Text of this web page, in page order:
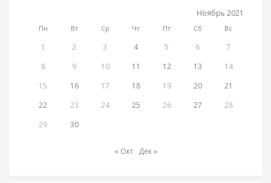
Ноябрь 2021
Пн Вт Ср Чт Пт Сб Вс
1 2 3 4 5 6
7
8
9 10 11 12 13
14
15
16 17 18 19 20
21
22
23 24 25 26 27
28
29
30
« Окт Дек »